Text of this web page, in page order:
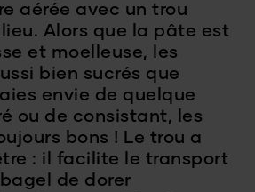
aérée avec un trou
Alors que la pâte est
et moelleuse, les
bien sucrés que
envie de quelque
ou de consistant, les
bons ! Le trou a
: il facilite le transport
de dorer